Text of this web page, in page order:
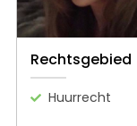
Rechtsgebied
Huurrecht